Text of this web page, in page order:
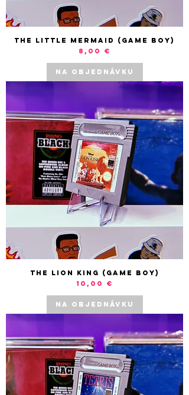
The Little Mermaid (Game Boy)
Cena
8,00 €
NA OBJEDNÁVKU
The Lion King (Game Boy)
Cena
10,00 €
NA OBJEDNÁVKU